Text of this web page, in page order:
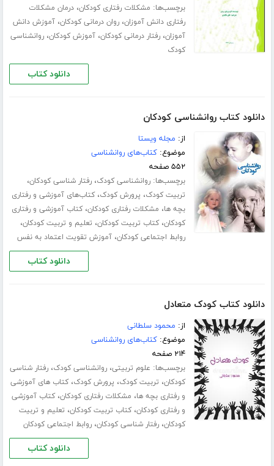
برچسب‌ها: مشکلات رفتاری کودکان،درمان مشکلات
رفتاری دانش آموزان،روان درمانی کودکان،آموزش دانش
آموزان،رفتار درمانی کودکان،آموزش کودکان،روانشناسی
کودک
دانلود کتاب
دانلود کتاب روانشناسی کودکان
از: مجله ویستا
موضوع:کتاب‌های روانشناسی
۵۵۲ صفحه
برچسب‌ها:روانشناسی کودک،رفتار شناسی کودکان،
تربیت کودک، پرورش کودک،کتاب‌های آموزشی و رفتاری
بچه ها، مشکلات رفتاری کودکان،کتاب آموزشی و رفتاری
کودکان،کتاب تربیت کودکان، تعلیم و تربیت کودکان،
روابط اجتماعی کودکان،آموزش تقویت اعتماد به نفس
دانلود کتاب
دانلود کتاب کودک متعادل
از: محمود سلطانی
موضوع:کتاب‌های روانشناسی
۲۱۴ صفحه
برچسب‌ها: علوم تربیتی،روانشناسی کودک،رفتار شناسی
کودکان، تربیت کودک، پرورش کودک،کتاب های آموزشی
و رفتاری بچه ها، مشکلات رفتاری کودکان،کتاب آموزشی
و رفتاری کودکان،کتاب تربیت کودکان، تعلیم و تربیت
کودکان،رفتار شناسی کودکان،روابط اجتماعی کودکان
دانلود کتاب